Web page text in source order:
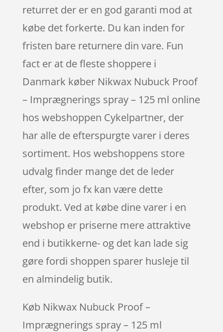
returret der er en god garanti mod at
købe det forkerte. Du kan inden for
fristen bare returnere din vare. Fun
fact er at de fleste shoppere i
Danmark køber Nikwax Nubuck Proof
– Imprægnerings spray – 125 ml online
hos webshoppen Cykelpartner, der
har alle de efterspurgte varer i deres
sortiment. Hos webshoppens store
udvalg finder mange det de leder
efter, som jo fx kan være dette
produkt. Ved at købe dine varer i en
webshop er priserne mere attraktive
end i butikkerne- og det kan lade sig
gøre fordi shoppen sparer husleje til
en almindelig butik.
Køb Nikwax Nubuck Proof –
Imprægnerings spray – 125 ml